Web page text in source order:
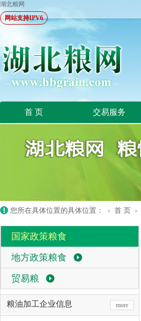
湖北粮网
网站支持IPV6
首 页 交易服务
您所在具体位置的具体位置： › 首 页 ›
国家政策粮食
地方政策粮食
贸易粮
粮油加工企业信息 more